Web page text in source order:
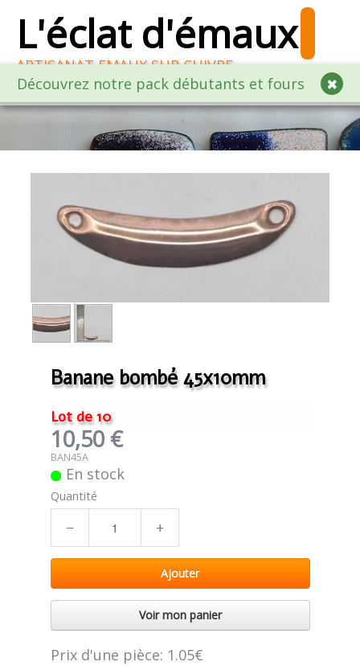
Découvrez notre pack débutants et fours
L'éclat d'émaux
ARTISANAT EMAUX SUR CUIVRE
BOUTIQUE EN LIGNE EMAILLEURS
ATELIERS CREATIFS
Une QUESTION?
ENGLISH
Banane bombé 45x10mm
Lot de 10
10,50 €
BAN45A
En stock
Quantité
− +
Ajouter
Voir mon panier
Prix d'une pièce: 1.05€